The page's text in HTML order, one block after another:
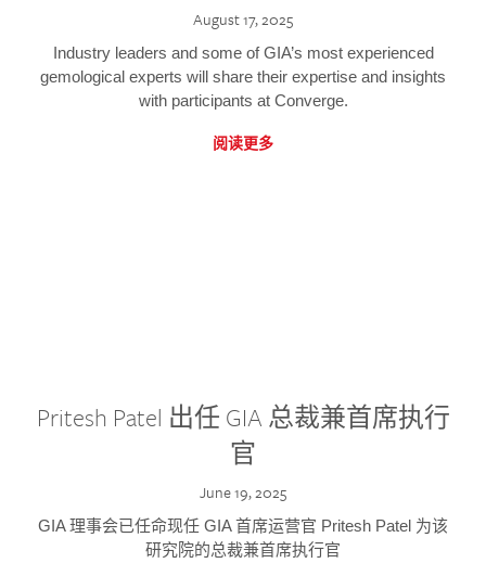
August 17, 2025
Industry leaders and some of GIA’s most experienced
gemological experts will share their expertise and insights
with participants at Converge.
阅读更多
Pritesh Patel 出任 GIA 总裁兼首席执行
官
June 19, 2025
GIA 理事会已任命现任 GIA 首席运营官 Pritesh Patel 为该
研究院的总裁兼首席执行官